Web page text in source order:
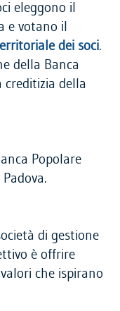
eleggono il
e votano il
dei soci.
della Banca
creditizia della
Popolare
di gestione
è offrire
che ispirano